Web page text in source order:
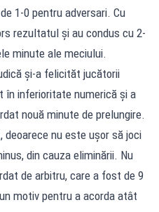
1-0 pentru adversari. Cu
rezultatul şi au condus cu 2-
minute ale meciului.
şi-a felicităt jucătorii
în inferioritate numerică şi a
nouă minute de prelungire.
nu este uşor să joci
din cauza eliminării. Nu
de arbitru, care a fost de 9
motiv pentru a acorda atât